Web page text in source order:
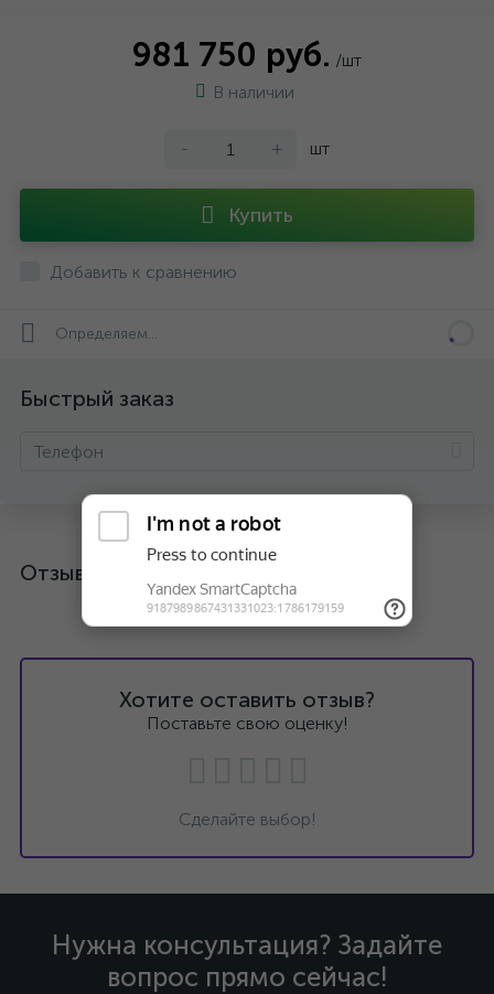
981 750 руб. /шт
В наличии
- + шт
Купить
Добавить к сравнению
Определяем...
Быстрый заказ
Отзывы
Хотите оставить отзыв?
Поставьте свою оценку!
Сделайте выбор!
Нужна консультация? Задайте
вопрос прямо сейчас!